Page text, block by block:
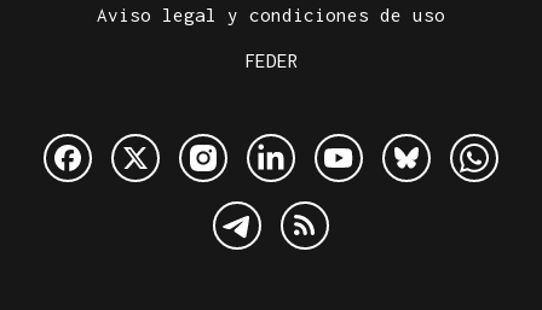
Aviso legal y condiciones de uso
FEDER